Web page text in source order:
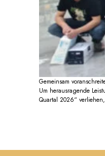
Gemeinsam
Um herausragende
Quartal 2026“